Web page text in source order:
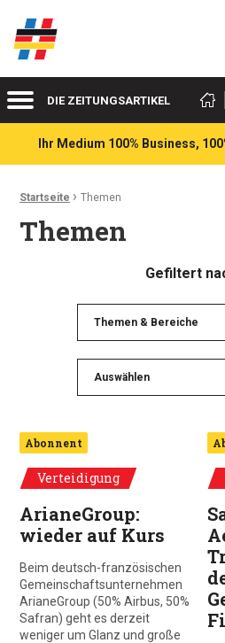
Deutsch-französische
MenüDIE ZEITUNGSARTIKEL
Ihr Medium 100% Business,
Ariadnefaden:
Startseite › Themen
Themen
Gefiltert
Themen & Bereiche
Auswählen
Abonnent
Verteidigung
ArianeGroup:
wieder auf Kurs
Beim deutsch-französischen
Gemeinschaftsunternehmen
ArianeGroup (50% Airbus, 50%
Safran) geht es derzeit
weniger um Glanz und große